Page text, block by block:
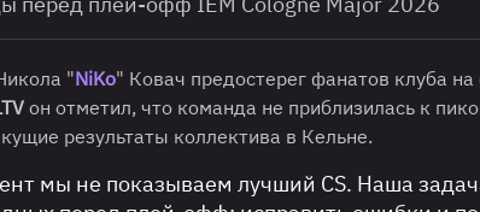
"NiKo" Ковач предостерег фанатов клуба
он отметил, что команда не приблизилась к
результаты коллектива в Кельне.
мы не показываем лучший CS. Наша